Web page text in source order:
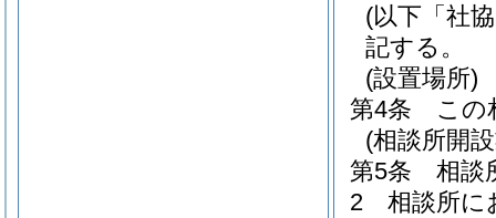
(以下「社
記する。
(設置場所)
第4条
この
(相談所開
第5条
相談
2
相談所に